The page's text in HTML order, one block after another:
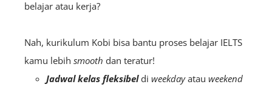
belajar atau kerja?
Nah, kurikulum Kobi bisa bantu proses belajar IELTS
kamu lebih smooth dan teratur!
Jadwal kelas fleksibel di weekdayatau weekend